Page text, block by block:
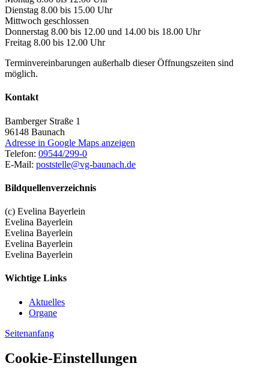
Dienstag 8.00 bis 15.00 Uhr
Mittwoch geschlossen
Donnerstag 8.00 bis 12.00 und 14.00 bis 18.00 Uhr
Freitag 8.00 bis 12.00 Uhr
Terminvereinbarungen außerhalb dieser Öffnungszeiten sind
möglich.
Kontakt
Bamberger Straße 1
96148 Baunach
Adresse in Google Maps anzeigen
Telefon: 09544/299-0
E-Mail: poststelle@vg-baunach.de
Bildquellenverzeichnis
(c) Evelina Bayerlein
Evelina Bayerlein
Evelina Bayerlein
Evelina Bayerlein
Evelina Bayerlein
Wichtige Links
Aktuelles
Organe
Seitenanfang
Cookie-Einstellungen